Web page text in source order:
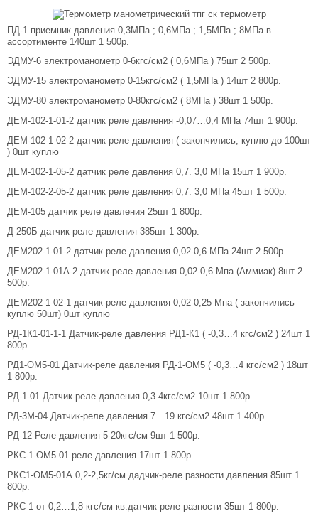
ПД-1 приемник давления 0,3МПа ; 0,6МПа ; 1,5МПа ; 8МПа в
ассортименте 140шт 1 500р.
ЭДМУ-6 электроманометр 0-6кгс/см2 ( 0,6МПа ) 75шт 2 500р.
ЭДМУ-15 электроманометр 0-15кгс/см2 ( 1,5МПа ) 14шт 2 800р.
ЭДМУ-80 электроманометр 0-80кгс/см2 ( 8МПа ) 38шт 1 500р.
ДЕМ-102-1-01-2 датчик реле давления -0,07…0,4 МПа 74шт 1 900р.
ДЕМ-102-1-02-2 датчик реле давления ( закончились, куплю до 100шт
) 0шт куплю
ДЕМ-102-1-05-2 датчик реле давления 0,7. 3,0 МПа 15шт 1 900р.
ДЕМ-102-2-05-2 датчик реле давления 0,7. 3,0 МПа 45шт 1 500р.
ДЕМ-105 датчик реле давления 25шт 1 800р.
Д-250Б датчик-реле давления 385шт 1 300р.
ДЕМ202-1-01-2 датчик-реле давления 0,02-0,6 МПа 24шт 2 500р.
ДЕМ202-1-01А-2 датчик-реле давления 0,02-0,6 Мпа (Аммиак) 8шт 2
500р.
ДЕМ202-1-02-1 датчик-реле давления 0,02-0,25 Мпа ( закончились
куплю 50шт) 0шт куплю
РД-1К1-01-1-1 Датчик-реле давления РД1-К1 ( -0,3…4 кгс/см2 ) 24шт 1
800р.
РД1-ОМ5-01 Датчик-реле давления РД-1-ОМ5 ( -0,3…4 кгс/см2 ) 18шт
1 800р.
РД-1-01 Датчик-реле давления 0,3-4кгс/см2 10шт 1 800р.
РД-3М-04 Датчик-реле давления 7…19 кгс/см2 48шт 1 400р.
РД-12 Реле давления 5-20кгс/см 9шт 1 500р.
РКС-1-ОМ5-01 реле давления 17шт 1 800р.
РКС1-ОМ5-01А 0,2-2,5кг/см дадчик-реле разности давления 85шт 1
800р.
РКС-1 от 0,2…1,8 кгс/см кв.датчик-реле разности 35шт 1 800р.